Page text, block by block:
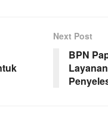
Next Post
BPN